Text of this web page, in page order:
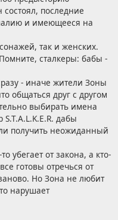
последние
и имеющееся на
так и женских.
сталкеры: бабы -
- иначе жители Зоны
общаться друг с другом
выбирать имена
дабы
получить неожиданный
убегает от закона, а кто-
готовы отречься от
Но Зона не любит
нарушает